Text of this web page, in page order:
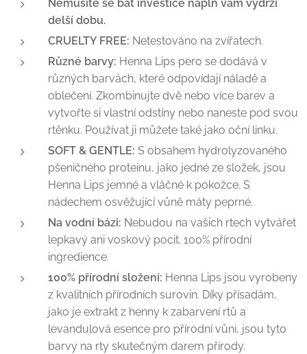
Nemusíte se bát investice náplň vám vydrží
delší dobu.
CRUELTY FREE: Netestováno na zvířatech.
Různé barvy: Henna Lips pero se dodává v
různých barvách, které odpovídají náladě a
oblečení. Zkombinujte dvě nebo více barev a
vytvořte si vlastní odstíny nebo naneste pod svou
rtěnku. Používat ji můžete také jako oční linku.
SOFT & GENTLE: S obsahem hydrolyzovaného
pšeničného proteinu, jako jedné ze složek, jsou
Henna Lips jemné a vláčné k pokožce. S
nádechem osvěžující vůně máty peprné.
Na vodní bázi: Nebudou na vašich rtech vytvářet
lepkavý ani voskový pocit. 100% přírodní
ingredience.
100% přírodní složení: Henna Lips jsou vyrobeny
z kvalitních přírodních surovin. Díky přísadám,
jako je extrakt z henny k zabarvení rtů a
levandulová esence pro přírodní vůni, jsou tyto
barvy na rty skutečným darem přírody.